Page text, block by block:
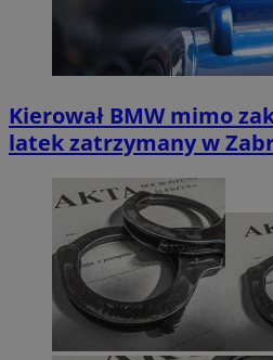
Kierował BMW mimo
latek zatrzymany w